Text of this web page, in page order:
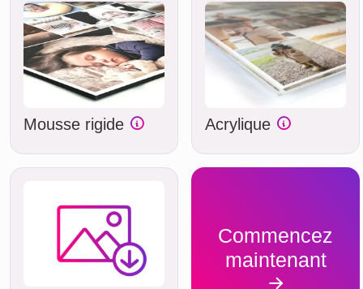
Mousse rigide Acrylique
Commencez
maintenant